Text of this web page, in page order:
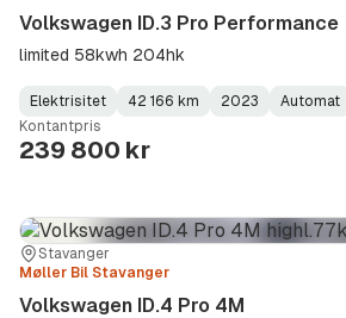
Volkswagen ID.3 Pro Performance
limited 58kwh 204hk
Fuel
Type:
Elektrisitet
Kilometerstand:
42 166 km
Model
Year:
2023
Gearbox
Type:
Automat
Kontantpris
239 800 kr
Sted:
Stavanger
Forhandler:
Møller Bil Stavanger
Volkswagen ID.4 Pro 4M